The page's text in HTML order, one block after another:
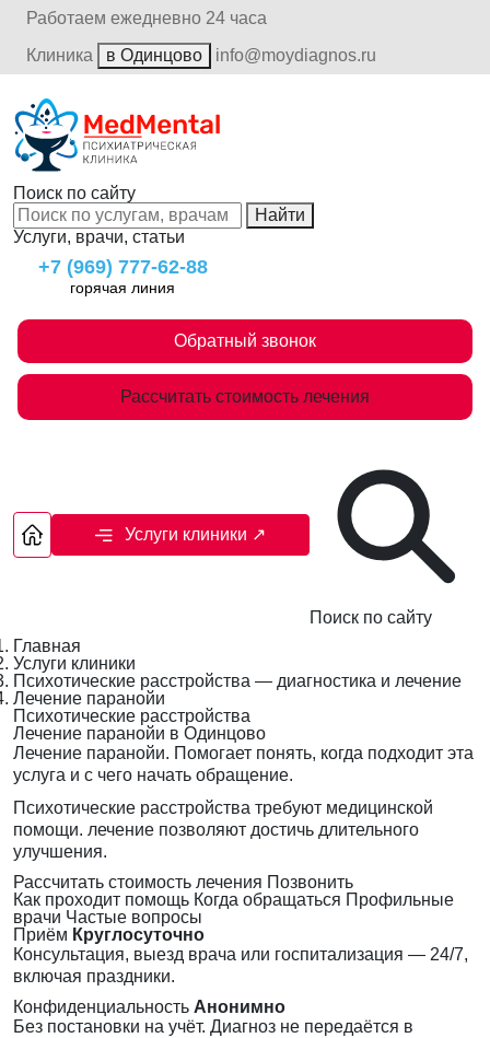
Работаем ежедневно 24 часа
Клиника
в Одинцово info@moydiagnos.ru
Поиск по сайту
Найти
Услуги, врачи, статьи
+7 (969) 777-62-88
горячая линия
Обратный звонок
Рассчитать стоимость лечения
Услуги клиники ↗
Поиск по сайту
Главная
Услуги клиники
Психотические расстройства — диагностика и лечение
Лечение паранойи
Психотические расстройства
Лечение паранойи в Одинцово
Лечение паранойи. Помогает понять, когда подходит эта
услуга и с чего начать обращение.
Психотические расстройства требуют медицинской
помощи. лечение позволяют достичь длительного
улучшения.
Рассчитать стоимость лечения Позвонить
Как проходит помощь Когда обращаться Профильные
врачи Частые вопросы
Приём Круглосуточно
Консультация, выезд врача или госпитализация — 24/7,
включая праздники.
Конфиденциальность Анонимно
Без постановки на учёт. Диагноз не передаётся в